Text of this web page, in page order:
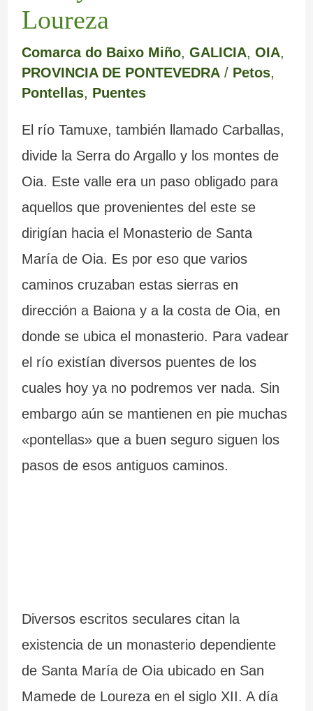
Loureza
Comarca do Baixo Miño, GALICIA, OIA,
PROVINCIA DE PONTEVEDRA/ Petos,
Pontellas, Puentes
El río Tamuxe, también llamado Carballas,
divide la Serra do Argallo y los montes de
Oia. Este valle era un paso obligado para
aquellos que provenientes del este se
dirigían hacia el Monasterio de Santa
María de Oia. Es por eso que varios
caminos cruzaban estas sierras en
dirección a Baiona y a la costa de Oia, en
donde se ubica el monasterio. Para vadear
el río existían diversos puentes de los
cuales hoy ya no podremos ver nada. Sin
embargo aún se mantienen en pie muchas
«pontellas» que a buen seguro siguen los
pasos de esos antiguos caminos.
Diversos escritos seculares citan la
existencia de un monasterio dependiente
de Santa María de Oia ubicado en San
Mamede de Loureza en el siglo XII. A día